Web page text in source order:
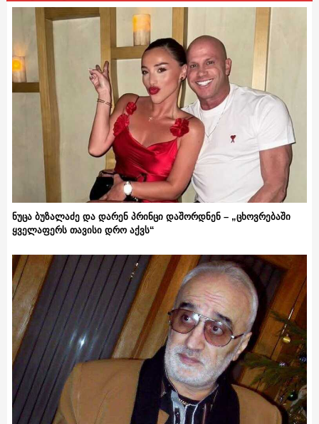
ნუცა ბუზალაძე და დარენ პრინცი დაშორდნენ – „ცხოვრებაში
ყველაფერს თავისი დრო აქვს“